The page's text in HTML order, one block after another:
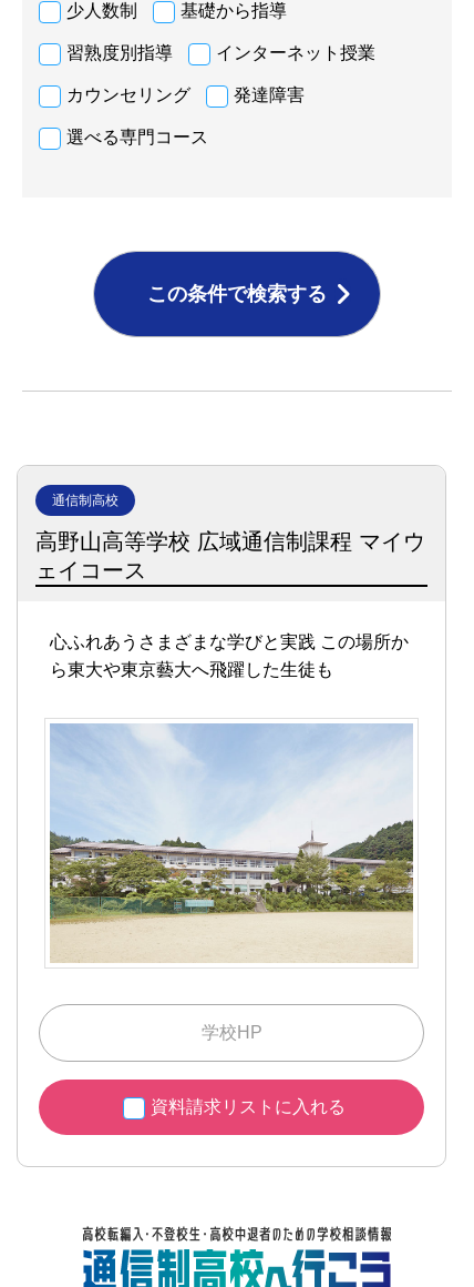
少人数制 基礎から指導
習熟度別指導 インターネット授業
カウンセリング 発達障害
選べる専門コース
この条件で検索する
通信制高校
高野山高等学校 広域通信制課程 マイウ
ェイコース
心ふれあうさまざまな学びと実践 この場所か
ら東大や東京藝大へ飛躍した生徒も
学校HP
資料請求リストに入れる